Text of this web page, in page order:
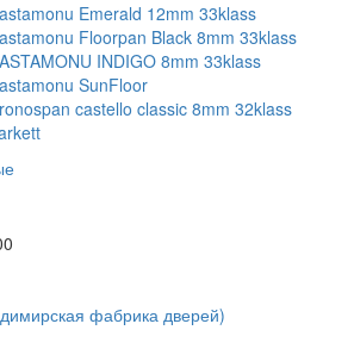
Emerald 12mm 33klass
Floorpan Black 8mm 33klass
INDIGO 8mm 33klass
SunFloor
castello classic 8mm 32klass
фабрика дверей)